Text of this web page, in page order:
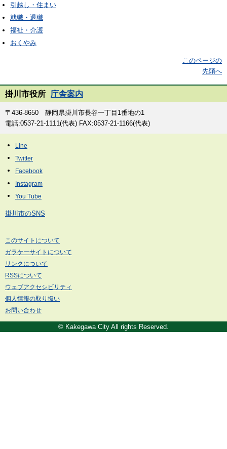
引越し・住まい
就職・退職
福祉・介護
おくやみ
このページの
先頭へ
掛川市役所 庁舎案内
〒436-8650 静岡県掛川市長谷一丁目1番地の1
電話:0537-21-1111(代表) FAX:0537-21-1166(代表)
掛川市のSNS
このサイトについて
ガラケーサイトについて
リンクについて
RSSについて
ウェブアクセシビリティ
個人情報の取り扱い
お問い合わせ
© Kakegawa City All rights Reserved.